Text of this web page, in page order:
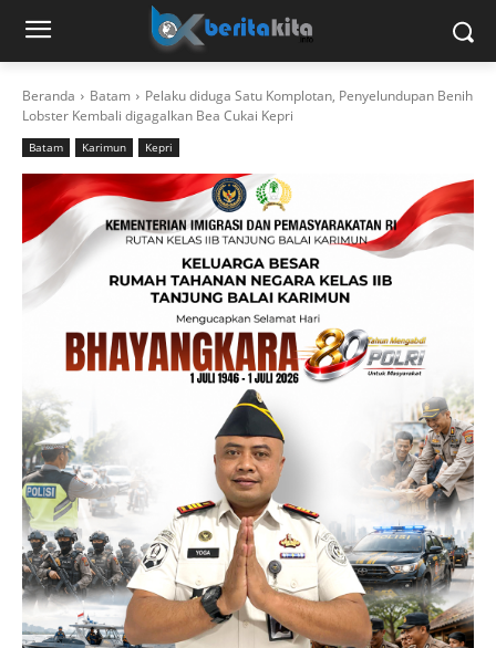
Beranda Batam
Pelaku diduga Satu Komplotan, Penyelundupan Benih
Lobster Kembali digagalkan Bea Cukai Kepri
Batam Karimun Kepri